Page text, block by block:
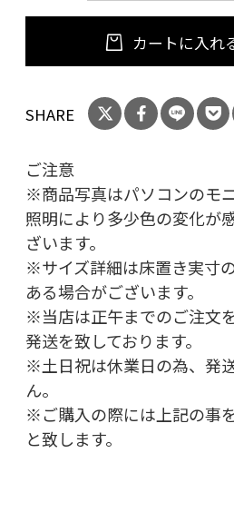
カートに入れ
SHARE
ご注意
※商品写真はパソコンのモ
照明により多少色の変化が
ざいます。
※サイズ詳細は床置き実寸
ある場合がございます。
※当店は正午までのご注文
発送を致しております。
※土日祝は休業日の為、発
ん。
※ご購入の際には上記の事
と致します。